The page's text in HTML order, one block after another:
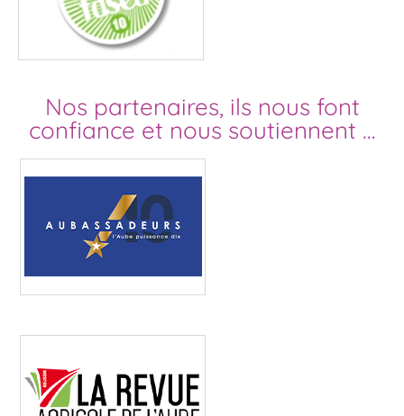
Nos partenaires, ils nous font
confiance et nous soutiennent …